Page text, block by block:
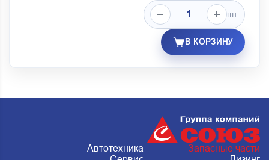
шт.
В КОРЗИНУ
Автотехника
Запасные части